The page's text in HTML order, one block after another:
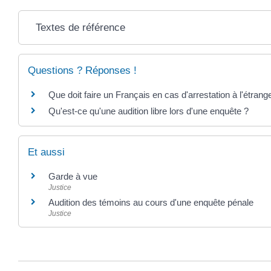
Textes de référence
Questions ? Réponses !
Que doit faire un Français en cas d'arrestation à
Qu'est-ce qu'une audition libre lors d'une enquête ?
Et aussi
Garde à vue
Justice
Audition des témoins au cours d'une enquête pénale
Justice